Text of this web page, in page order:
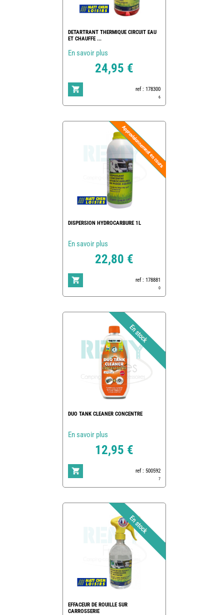
DETARTRANT THERMIQUE CIRCUIT EAU
ET CHAUFFE ...
En savoir plus
24,95 €
ref : 178300
6
DISPERSION HYDROCARBURE 1L
En savoir plus
22,80 €
ref : 178881
0
DUO TANK CLEANER CONCENTRE
En savoir plus
12,95 €
ref : 500592
7
EFFACEUR DE ROUILLE SUR
CARROSSERIE